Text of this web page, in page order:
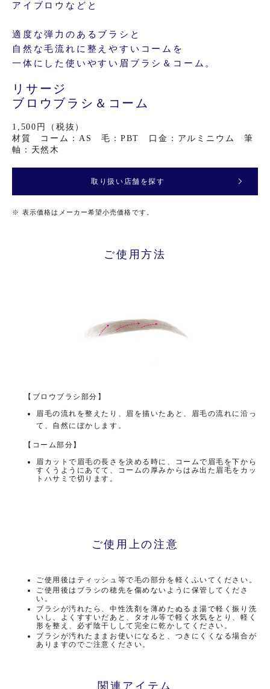
アイブロウなどと
適度な弾力のあるブラシと
自然な毛流れに整えやすいコームを
一体にした使いやすい眉ブラシ＆コーム。
リサージ
ブロウブラシ＆コーム
1,500円（税抜）
材質 コーム：AS 毛：PBT 口金：アルミニウム 筆
軸：天然木
取り扱い店舗を探す
※ 表示価格はメーカー希望小売価格です。
ご使用方法
【ブロウブラシ部分】
眉毛の流れを整えたり、眉を描いたあと、眉毛の流れに沿っ
て、自然にぼかします。
【コーム部分】
眉カットで眉毛の長さを決める時に、コームで眉毛を下から
すくうようにあてて、コームの厚みからはみ出た眉毛をカッ
トハサミで切ります。
ご使用上の注意
ご使用後はティッシュ等で毛の部分を軽くふいてください。
ご使用後はブラシの穂先を傷めないように保管してくださ
い。
ブラシが汚れたら、中性洗剤を薄めたぬるま湯で軽く振り洗
いし、よくすすいだあと、タオル等で軽く水気をとり、軽く
形を整え、必ず陰干しして完全に乾かしてください。
ブラシが汚れたままお使いになると、つきにくくなる場合が
ありますのでご注意ください。
関連アイテム